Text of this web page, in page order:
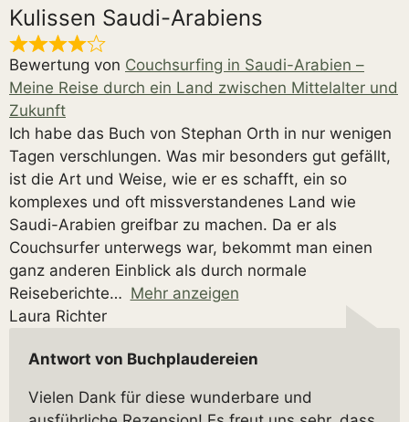
Kulissen Saudi-Arabiens
Bewertung von Couchsurfing in Saudi-Arabien –
Meine Reise durch ein Land zwischen Mittelalter und
Zukunft
Ich habe das Buch von Stephan Orth in nur wenigen
Tagen verschlungen. Was mir besonders gut gefällt,
ist die Art und Weise, wie er es schafft, ein so
komplexes und oft missverstandenes Land wie
Saudi-Arabien greifbar zu machen. Da er als
Couchsurfer unterwegs war, bekommt man einen
ganz anderen Einblick als durch normale
Reiseberichte
Mehr anzeigen
Laura Richter
Antwort von Buchplaudereien
Vielen Dank für diese wunderbare und